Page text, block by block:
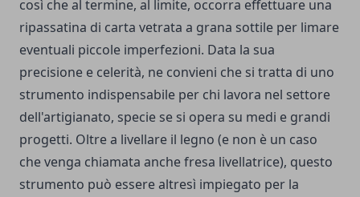
così che al termine, al limite, occorra effettuare una
ripassatina di carta vetrata a grana sottile per limare
eventuali piccole imperfezioni. Data la sua
precisione e celerità, ne convieni che si tratta di uno
strumento indispensabile per chi lavora nel settore
dell'artigianato, specie se si opera su medi e grandi
progetti. Oltre a livellare il legno (e non è un caso
che venga chiamata anche fresa livellatrice), questo
strumento può essere altresì impiegato per la